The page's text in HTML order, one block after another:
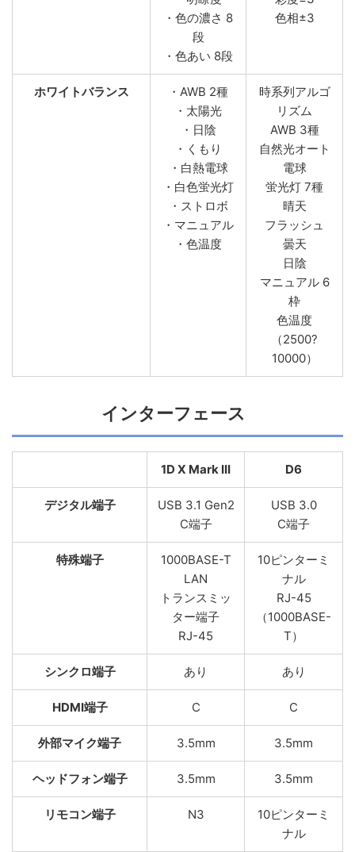
・色の濃さ 8
段
・色あい 8段
色相±3
ホワイトバランス
・AWB 2種
・太陽光
・日陰
・くもり
・白熱電球
・白色蛍光灯
・ストロボ
・マニュアル
・色温度
時系列アルゴ
リズム
AWB 3種
自然光オート
電球
蛍光灯 7種
晴天
フラッシュ
曇天
日陰
マニュアル 6
枠
色温度
（2500?
10000）
インターフェース
1D X Mark III D6
デジタル端子
USB 3.1 Gen2
C端子
USB 3.0
C端子
特殊端子
1000BASE-T
LAN
トランスミッ
ター端子
RJ-45
10ピンターミ
ナル
RJ-45
（1000BASE-
T）
シンクロ端子 あり あり
HDMI端子 C C
外部マイク端子 3.5mm 3.5mm
ヘッドフォン端子 3.5mm 3.5mm
リモコン端子 N3
10ピンターミ
ナル